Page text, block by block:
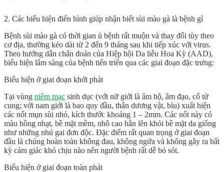
2. Các biểu hiện điển hình giúp nhận biết sùi mào gà là bệnh gì
Bệnh sùi mào gà có thời gian ủ bệnh rất muộn và thay đổi tùy theo
cơ địa, thường kéo dài từ 2 đến 9 tháng sau khi tiếp xúc với virus.
Theo hướng dẫn chẩn đoán của Hiệp hội Da liễu Hoa Kỳ (AAD),
biểu hiện lâm sàng của bệnh tiến triển qua các giai đoạn đặc trưng:
Biểu hiện ở giai đoạn khởi phát
Tại vùng niêm mạc sinh dục (với nữ giới là âm hộ, âm đạo, cổ tử
cung; với nam giới là bao quy đầu, thân dương vật, bìu) xuất hiện
các nốt mụn sùi nhỏ, kích thước khoảng 1 – 2mm. Các nốt này có
màu hồng nhạt, bề mặt mềm, nhô cao hẳn lên khỏi bề mặt da giống
như những nhú gai đơn độc. Đặc điểm rất quan trọng ở giai đoạn
đầu là chúng hoàn toàn không đau, không ngứa và không gây ra bất
kỳ cảm giác khó chịu nào nên người bệnh rất dễ bỏ sót.
Biểu hiện ở giai đoạn toàn phát